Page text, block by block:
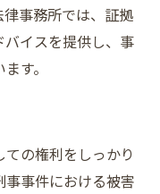
事務所では、証拠
イスを提供し、事
す。
の権利をしっかり
事事件における被害